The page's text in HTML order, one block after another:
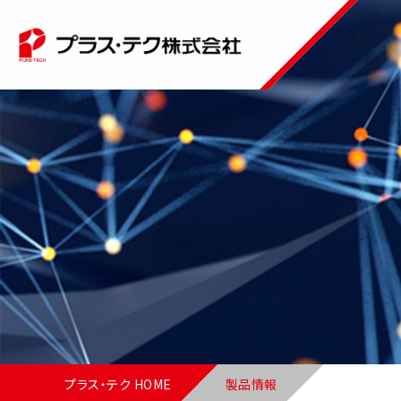
プラス・テク HOME 製品情報